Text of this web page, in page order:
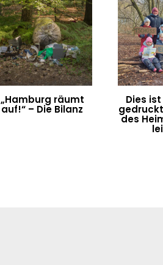
„Hamburg räumt
auf!“ – Die Bilanz
Dies
des